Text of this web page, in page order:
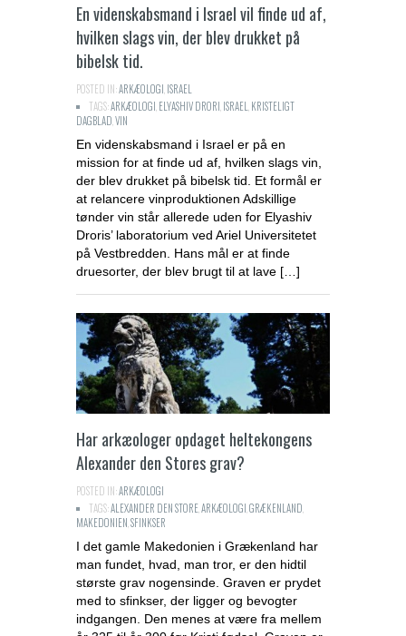
En videnskabsmand i Israel vil finde ud af,
hvilken slags vin, der blev drukket på
bibelsk tid.
POSTED IN:ARKÆOLOGI ISRAEL
TAGS:ARKÆOLOGI ELYASHIV DRORI ISRAEL KRISTELIGT
DAGBLAD VIN
En videnskabsmand i Israel er på en
mission for at finde ud af, hvilken slags vin,
der blev drukket på bibelsk tid. Et formål er
at relancere vinproduktionen Adskillige
tønder vin står allerede uden for Elyashiv
Droris’ laboratorium ved Ariel Universitetet
på Vestbredden. Hans mål er at finde
druesorter, der blev brugt til at lave […]
Har arkæologer opdaget heltekongens
Alexander den Stores grav?
POSTED IN:ARKÆOLOGI
TAGS:ALEXANDER DEN STOREARKÆOLOGI GRÆKENLAND
MAKEDONIEN SFINKSER
I det gamle Makedonien i Grækenland har
man fundet, hvad, man tror, er den hidtil
største grav nogensinde. Graven er prydet
med to sfinkser, der ligger og bevogter
indgangen. Den menes at være fra mellem